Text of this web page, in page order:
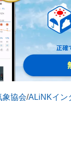
象協会/ALiNKイン